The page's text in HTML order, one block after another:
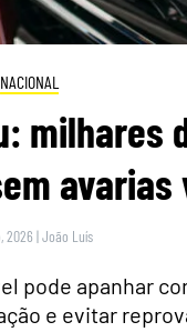
NACIONAL
milhares
avarias
2026 |João Luís
pode apanhar
e evitar